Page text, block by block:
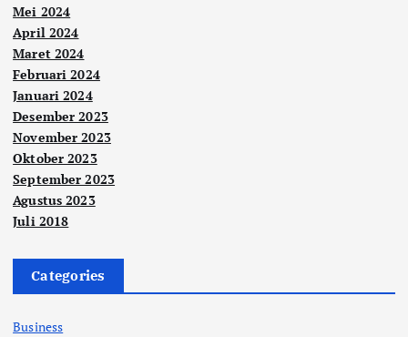
Mei 2024
April 2024
Maret 2024
Februari 2024
Januari 2024
Desember 2023
November 2023
Oktober 2023
September 2023
Agustus 2023
Juli 2018
Categories
Business